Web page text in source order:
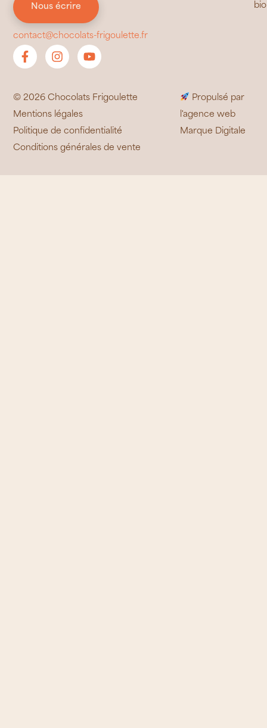
Nous écrire
contact@chocolats-frigoulette.fr
bio
© 2026 Chocolats Frigoulette
Mentions légales
Politique de confidentialité
Conditions générales de vente
Propulsé par
l'agence web
Marque Digitale